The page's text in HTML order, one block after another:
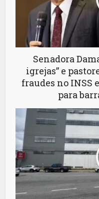
Senadora
igrejas” e
fraudes no INSS
para